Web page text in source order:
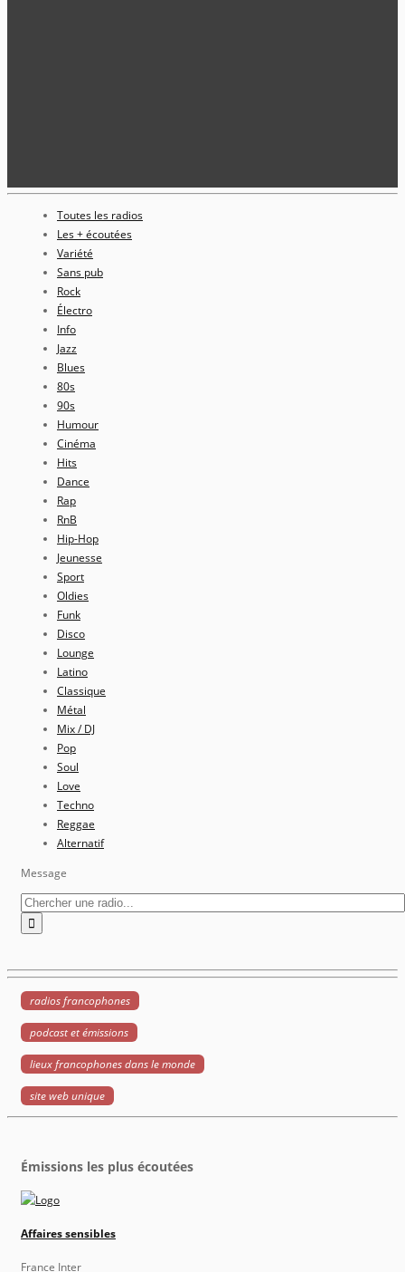
Toutes les radios
Les + écoutées
Variété
Sans pub
Rock
Électro
Info
Jazz
Blues
80s
90s
Humour
Cinéma
Hits
Dance
Rap
RnB
Hip-Hop
Jeunesse
Sport
Oldies
Funk
Disco
Lounge
Latino
Classique
Métal
Mix / DJ
Pop
Soul
Love
Techno
Reggae
Alternatif
Message
radios francophones
podcast et émissions
lieux francophones dans le monde
site web unique
Émissions les plus écoutées
Affaires sensibles
France Inter